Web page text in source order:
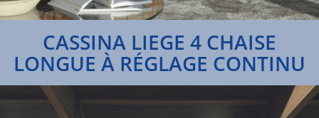
CASSINA LIEGE 4 CHAISE
LONGUE À RÉGLAGE CONTINU